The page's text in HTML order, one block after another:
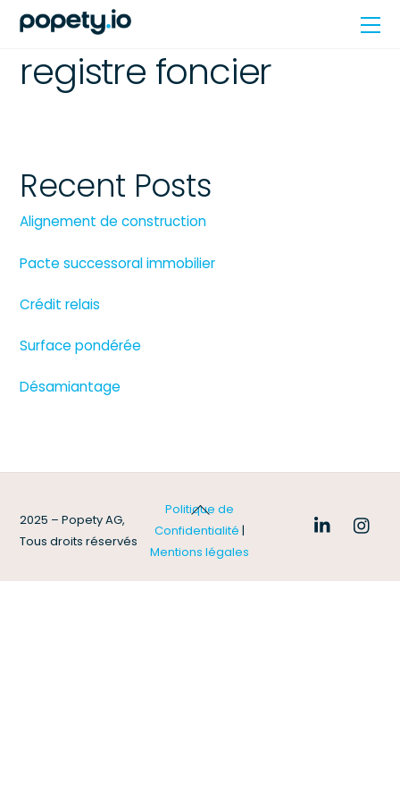
Skip
registre foncier
Recent Posts
Alignement de construction
Pacte successoral immobilier
Crédit relais
Surface pondérée
Désamiantage
Back
To
Top
2025 – Popety AG,
Tous droits réservés
Politique de
Confidentialité |
Mentions légales